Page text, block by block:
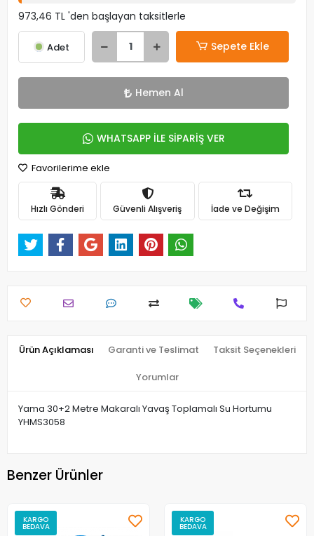
973,46 TL 'den başlayan taksitlerle
Adet Sepete Ekle
Hemen Al
WHATSAPP İLE SİPARİŞ VER
Favorilerime ekle
Hızlı Gönderi Güvenli Alışveriş İade ve Değişim
Ürün Açıklaması Garanti ve Teslimat Taksit Seçenekleri
Yorumlar
Yama 30+2 Metre Makaralı Yavaş Toplamalı Su Hortumu
YHMS3058
Benzer Ürünler
KARGO
BEDAVA
KARGO
BEDAVA